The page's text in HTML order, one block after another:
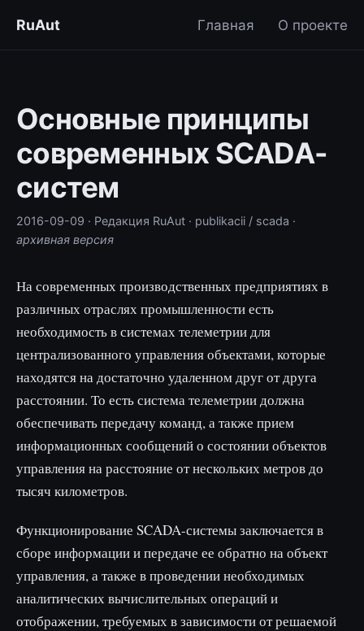
RuAut Главная О проекте
Основные принципы
современных SCADA-
систем
2016-09-09 · Редакция RuAut · publikacii / scada ·
архивная версия
На современных производственных предприятиях в
различных отраслях промышленности есть
необходимость в системах телеметрии для
централизованного управления объектами, которые
находятся на достаточно удаленном друг от друга
расстоянии. То есть система телеметрии должна
обеспечивать передачу команд, а также прием
информационных сообщений о состоянии объектов
управления на расстояние от нескольких метров до
тысяч километров.
Функционирование SCADA-системы заключается в
сборе информации и передаче ее обратно на объект
управления, а также в проведении необходимых
аналитических вычислительных операций и
отображении, требуемых в зависимости от решаемой